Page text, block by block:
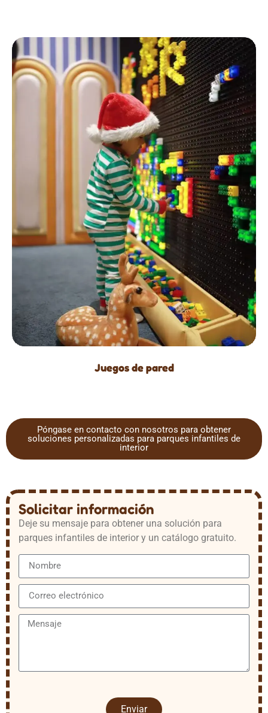
Juegos de pared
Póngase en contacto con nosotros para obtener
soluciones personalizadas para parques infantiles de
interior
Solicitar información
Deje su mensaje para obtener una solución para
parques infantiles de interior y un catálogo gratuito.
Enviar